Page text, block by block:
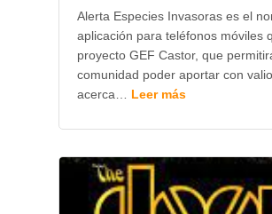
Alerta Especies Invasoras es el
aplicación para teléfonos móviles
proyecto GEF Castor, que
comunidad poder aportar con
acerca… Leer más